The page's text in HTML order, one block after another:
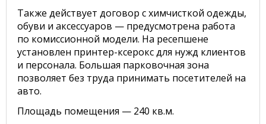
Также действует договор с химчисткой одежды,
обуви и аксессуаров — предусмотрена работа
по комиссионной модели. На ресепшене
установлен принтер-ксерокс для нужд клиентов
и персонала. Большая парковочная зона
позволяет без труда принимать посетителей на
авто.
Площадь помещения — 240 кв.м.